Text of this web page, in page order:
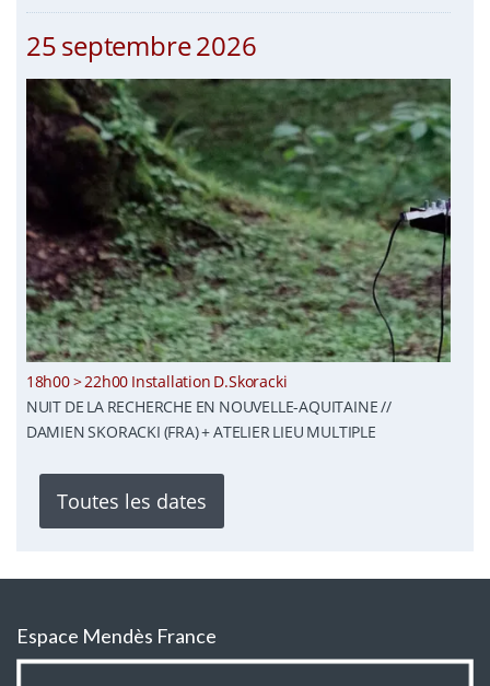
25 septembre 2026
18h00 > 22h00 Installation D.Skoracki
NUIT DE LA RECHERCHE EN NOUVELLE-AQUITAINE //
DAMIEN SKORACKI (FRA) + ATELIER LIEU MULTIPLE
Toutes les dates
Espace Mendès France